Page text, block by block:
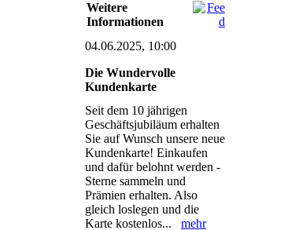
Weitere
Informationen
04.06.2025, 10:00
Die Wundervolle
Kundenkarte
Seit dem 10 jährigen
Geschäftsjubiläum erhalten
Sie auf Wunsch unsere neue
Kundenkarte! Einkaufen
und dafür belohnt werden -
Sterne sammeln und
Prämien erhalten. Also
gleich loslegen und die
Karte kostenlos... mehr